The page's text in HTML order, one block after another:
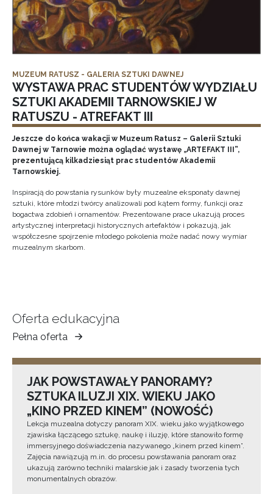
MUZEUM RATUSZ - GALERIA SZTUKI DAWNEJ
WYSTAWA PRAC STUDENTÓW WYDZIAŁU
SZTUKI AKADEMII TARNOWSKIEJ W
RATUSZU - ATREFAKT III
Jeszcze do końca wakacji w Muzeum Ratusz – Galerii Sztuki
Dawnej w Tarnowie można oglądać wystawę „ARTEFAKT III”,
prezentującą kilkadziesiąt prac studentów Akademii
Tarnowskiej.
Inspiracją do powstania rysunków były muzealne eksponaty dawnej
sztuki, które młodzi twórcy analizowali pod kątem formy, funkcji oraz
bogactwa zdobień i ornamentów. Prezentowane prace ukazują proces
artystycznej interpretacji historycznych artefaktów i pokazują, jak
współczesne spojrzenie młodego pokolenia może nadać nowy wymiar
muzealnym skarbom.
Oferta edukacyjna
Pełna oferta
Muzeum
Ziemi
JAK POWSTAWAŁY PANORAMY?
SZTUKA ILUZJI XIX. WIEKU JAKO
„KINO PRZED KINEM” (NOWOŚĆ)
Lekcja muzealna dotyczy panoram XIX. wieku jako wyjątkowego
zjawiska łączącego sztukę, naukę i iluzję, które stanowiło formę
immersyjnego doświadczenia nazywanego „kinem przed kinem”.
Zajęcia nawiązują m.in. do procesu powstawania panoram oraz
ukazują zarówno techniki malarskie jak i zasady tworzenia tych
monumentalnych obrazów.